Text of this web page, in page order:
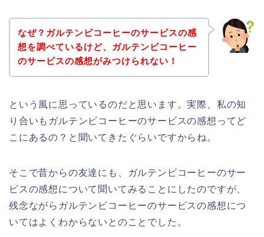
なぜ？ガルテンビコーヒーのサービスの感
想を調べているけど、ガルテンビコーヒー
のサービスの感想がみつけられない！
という風に思っているのだと思います。実際、私の知
り合いもガルテンビコーヒーのサービスの感想ってど
こにあるの？と聞いてきたぐらいですからね。
そこで昔からの友達にも、ガルテンビコーヒーのサー
ビスの感想について聞いてみることにしたのですが、
残念ながらガルテンビコーヒーのサービスの感想につ
いてはよくわからないとのことでした。